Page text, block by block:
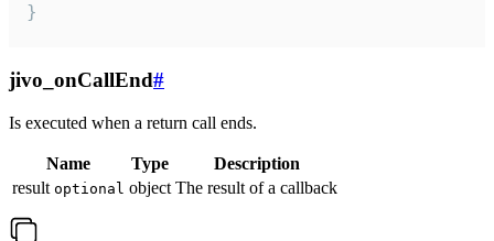
}
jivo_onCallEnd#
Is executed when a return call ends.
Name Type
Description
result optional object The result of a callback